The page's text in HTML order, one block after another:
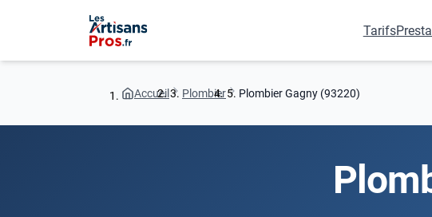
Tarifs
Accueil Plombier Plombier Gagny (93220)